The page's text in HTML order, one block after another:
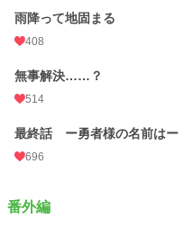
雨降って地固まる
408
無事解決……？
514
最終話 ー勇者様の名前はー
696
番外編